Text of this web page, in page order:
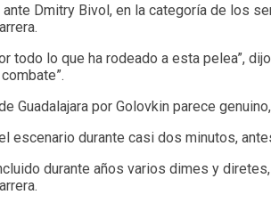
Dmitry Bivol, en la categoría de los
lo que ha rodeado a esta pelea”,
Guadalajara por Golovkin parece
durante casi dos minutos,
durante años varios dimes y